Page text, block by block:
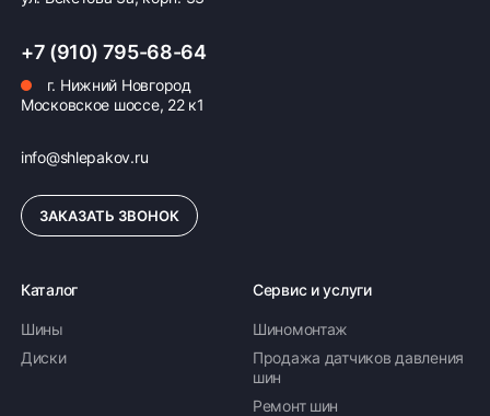
225/50 R17 98T
8 340 ₽
33 360 ₽ комплект
Доступно 3 шт
215/60 R17 100T
8 940 ₽
35 760 ₽ комплект
Доступно 3 шт
215/65 R17 103T
9 450 ₽
37 800 ₽ комплект
Доступно 1 шт
+7 (910) 795-68-64
г. Нижний Новгород
Московское шоссе, 22 к1
info@shlepakov.ru
ЗАКАЗАТЬ ЗВОНОК
Каталог
Шины
Диски
Сервис и услуги
Шиномонтаж
Продажа датчиков давления
шин
Ремонт шин